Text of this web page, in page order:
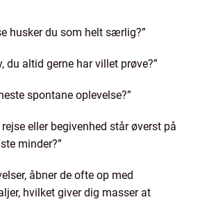
husker du som helt særlig?”
du altid gerne har villet prøve?”
spontane oplevelse?”
eller begivenhed står øverst på
minder?”
åbner de ofte op med
hvilket giver dig masser at